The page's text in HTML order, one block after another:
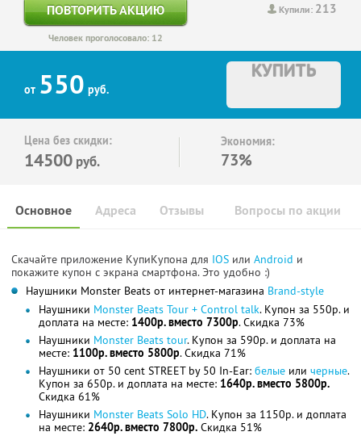
Купили: 213
ПОВТОРИТЬ АКЦИЮ
Человек проголосовало: 12
от 550 руб.
КУПИТЬ
Цена без скидки:
14500 руб.
Экономия:
73%
Основное Отзывы Вопросы по акции
Адреса
Скачайте приложение КупиКупона для IOS или Android и
покажите купон с экрана смартфона. Это удобно :)
Наушники Monster Beats от интернет-магазина Brand-style
Наушники Monster Beats Tour + Control talk. Купон за 550р. и
доплата на месте: 1400р. вместо 7300р. Скидка 73%
Наушники Monster Beats tour. Купон за 590р. и доплата на
месте: 1100р. вместо 5800р. Скидка 71%
Наушники от 50 cent STREET by 50 In-Ear: белые или черные.
Купон за 650р. и доплата на месте: 1640р. вместо 5800р.
Скидка 61%
Наушники Monster Beats Solo HD. Купон за 1150р. и доплата
на месте: 2640р. вместо 7800р. Скидка 51%